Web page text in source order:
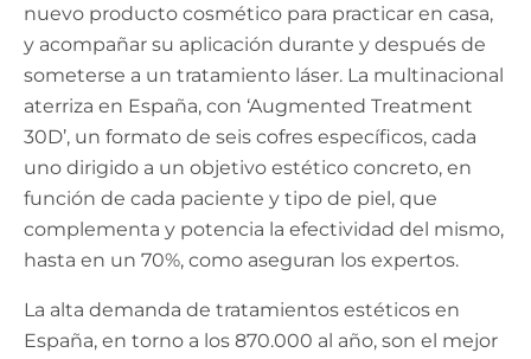
nuevo producto cosmético para practicar en casa,
y acompañar su aplicación durante y después de
someterse a un tratamiento láser. La multinacional
aterriza en España, con ‘Augmented Treatment
30D’, un formato de seis cofres específicos, cada
uno dirigido a un objetivo estético concreto, en
función de cada paciente y tipo de piel, que
complementa y potencia la efectividad del mismo,
hasta en un 70%, como aseguran los expertos.
La alta demanda de tratamientos estéticos en
España, en torno a los 870.000 al año, son el mejor